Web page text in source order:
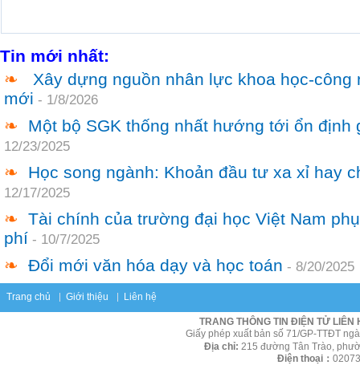
Tin mới nhất:
❧
Xây dựng nguồn nhân lực khoa học-
mới - 1/8/2026
❧ Một bộ SGK thống nhất hướng tới ổn định
12/23/2025
❧ Học song ngành: Khoản đầu tư xa xỉ hay
12/17/2025
❧
Tài chính của trường đại học Việt Nam
phí - 10/7/2025
❧ Đổi mới văn hóa dạy và học toán - 8/20/2025
Trang chủ Giới thiệu Liên hệ
TRANG THÔNG TIN ĐIỆN TỬ
Giấy phép xuất bản số 71/GP-TTĐT
Địa chỉ: 215 đường Tân Trào,
Điện thoại：